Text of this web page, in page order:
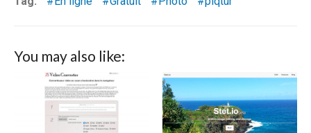
You may also like: